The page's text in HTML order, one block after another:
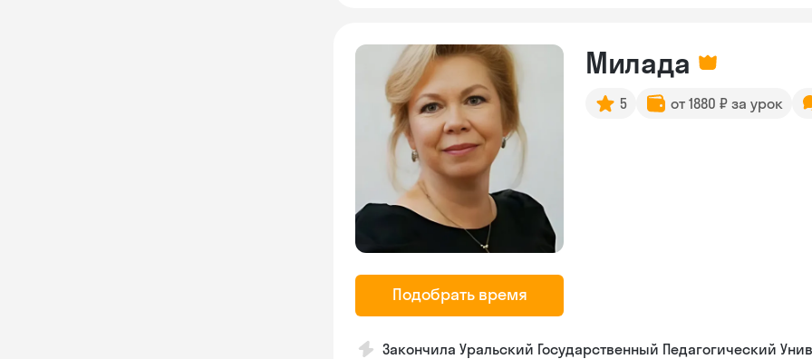
Подобрать время
Милада
5 от 1880 ₽ за урок
Закончила Уральский Государственный Педагогический